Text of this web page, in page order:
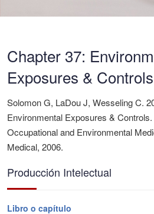
Chapter 37:
Exposures & Controls
Solomon G, LaDou J, Wesseling C.
Environmental Exposures &
Occupational and Environmental
Medical, 2006.
Producción Intelectual
Libro o capítulo